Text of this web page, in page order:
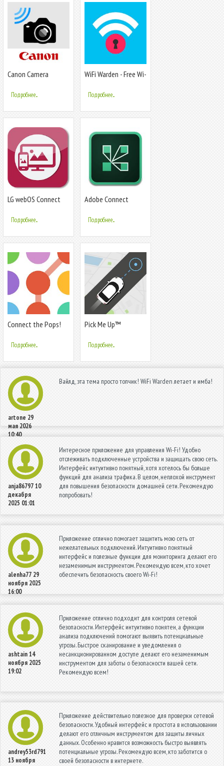
Canon Camera
Подробнее...
WiFi Warden - Free Wi-
Подробнее...
LG webOS Connect
Подробнее...
Adobe Connect
Подробнее...
Connect the Pops!
Подробнее...
Pick Me Up™
Подробнее...
artone 29
мая 2026
10:40
Вайлд, эта тема просто топчик! WiFi Warden летает и имба!
anja8679710
декабря
2025 01:01
Интересное приложение для управления Wi-Fi! Удобно
отслеживать подключенные устройства и защищать свою сеть.
Интерфейс интуитивно понятный, хотя хотелось бы больше
функций для анализа трафика. В целом, неплохой инструмент
для повышения безопасности домашней сети. Рекомендую
попробовать!
alenha77 29
ноября 2025
16:00
Приложение отлично помогает защитить мою сеть от
нежелательных подключений. Интуитивно понятный
интерфейс и полезные функции для мониторинга делают его
незаменимым инструментом. Рекомендую всем, кто хочет
обеспечить безопасность своего Wi-Fi!
ashtain14
ноября 2025
19:02
Приложение отлично подходит для контроля сетевой
безопасности. Интерфейс интуитивно понятен, а функции
анализа подключений помогают выявить потенциальные
угрозы. Быстрое сканирование и уведомления о
несанкционированном доступе делают его незаменимым
инструментом для заботы о безопасности вашей сети.
Рекомендую всем!
andrey53rd791
13 ноября
Приложение действительно полезное для проверки сетевой
безопасности. Удобный интерфейс и простота в использовании
делают его отличным инструментом для защиты личных
данных. Особенно нравится возможность быстро выявлять
потенциальные угрозы. Рекомендую всем, кто заботится о
своей безопасности в интернете.